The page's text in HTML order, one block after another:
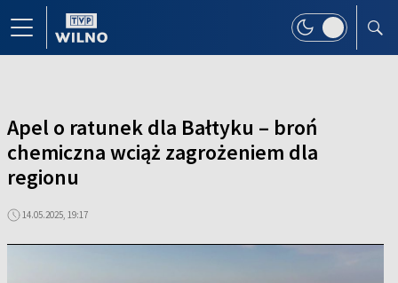
Apel o ratunek dla Bałtyku – broń
chemiczna wciąż zagrożeniem dla
regionu
14.05.2025, 19:17